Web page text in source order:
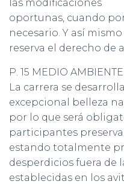
las modificaciones
oportunas, cuando
necesario. Y así mismo
reserva el derecho de
P. 15 MEDIO AMBIENTE
La carrera se
excepcional belleza
por lo que será
participantes
estando totalmente
desperdicios fuera de
establecidas en los